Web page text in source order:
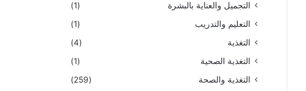
التجميل والعناية بالبشرة
(1)
التعليم والتدريب
(1)
التغذية
(4)
التغذية الصحية
(1)
التغذية والصحة
(259)